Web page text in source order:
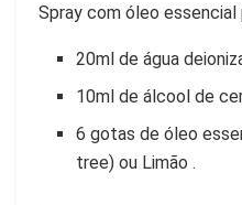
Spray com óleo
20ml de água
10ml de álcool de
6 gotas de óleo
tree) ou Limão .